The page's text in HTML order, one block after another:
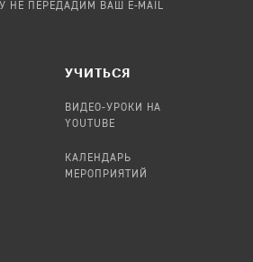
НЕ ПЕРЕДАДИМ ВАШ E-MAIL
УЧИТЬСЯ
ВИДЕО-УРОКИ НА
YOUTUBE
КАЛЕНДАРЬ
МЕРОПРИЯТИЙ